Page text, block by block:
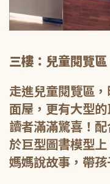
三樓：兒童閱覽
走進兒童閱覽區
面屋，更有大型
讀者滿滿驚喜！
於巨型圖書模型
媽媽說故事，帶